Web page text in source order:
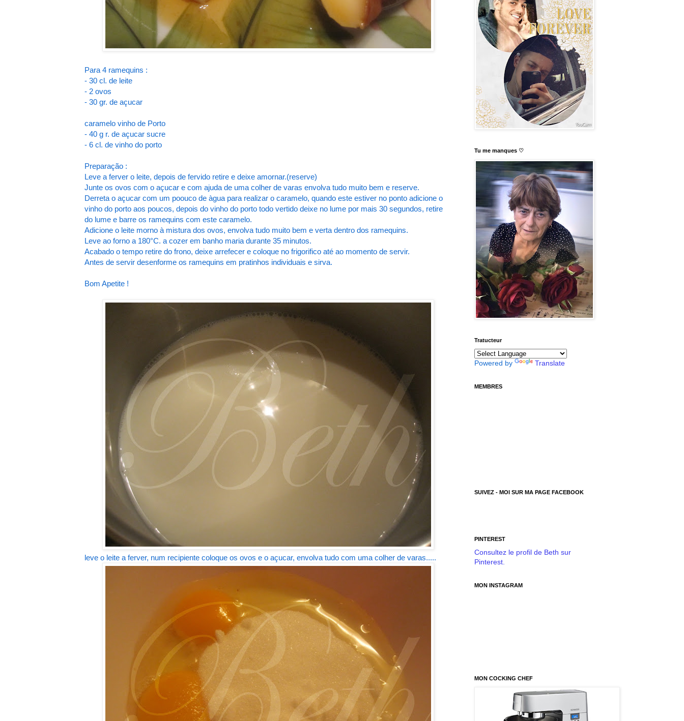
Para 4 ramequins :
- 30 cl. de leite
- 2 ovos
- 30 gr. de açucar
caramelo vinho de Porto
- 40 g r. de açucar sucre
- 6 cl. de vinho do porto
Preparação :
Leve a ferver o leite, depois de fervido retire e deixe amornar.(reserve)
Junte os ovos com o açucar e com ajuda de uma colher de varas envolva tudo muito bem e reserve.
Derreta o açucar com um poouco de àgua para realizar o caramelo, quando este estiver no ponto adicione o
vinho do porto aos poucos, depois do vinho do porto todo vertido deixe no lume por mais 30 segundos, retire
do lume e barre os ramequins com este caramelo.
Adicione o leite morno à mistura dos ovos, envolva tudo muito bem e verta dentro dos ramequins.
Leve ao forno a 180°C. a cozer em banho maria durante 35 minutos.
Acabado o tempo retire do frono, deixe arrefecer e coloque no frigorifico até ao momento de servir.
Antes de servir desenforme os ramequins em pratinhos individuais e sirva.
Bom Apetite !
leve o leite a ferver, num recipiente coloque os ovos e o açucar, envolva tudo com uma colher de varas.....
Tu me manques ♡
Tratucteur
Powered by Translate
MEMBRES
SUIVEZ - MOI SUR MA PAGE FACEBOOK
PINTEREST
Consultez le profil de Beth sur
Pinterest.
MON INSTAGRAM
MON COCKING CHEF